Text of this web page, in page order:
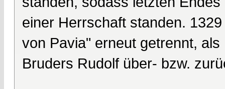
einer Herrschaft standen.
von Pavia" erneut getrennt,
Bruders Rudolf über- bzw.